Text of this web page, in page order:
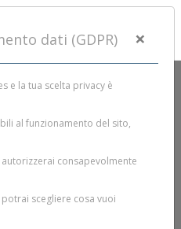
dati (GDPR) ×
e la tua scelta privacy è
al funzionamento del sito,
autorizzerai consapevolmente
potrai scegliere cosa vuoi